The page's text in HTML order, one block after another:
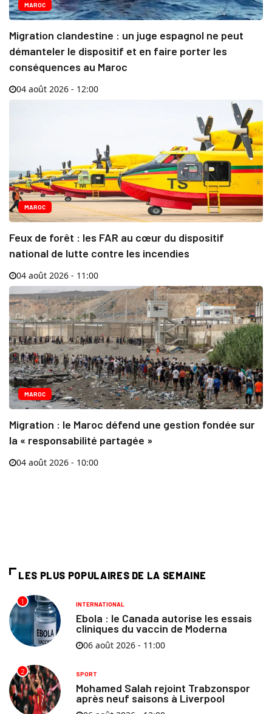
MAROC
Migration clandestine : un juge espagnol ne peut
démanteler le dispositif et en faire porter les
conséquences au Maroc
04 août 2026 - 12:00
MAROC
Feux de forêt : les FAR au cœur du dispositif
national de lutte contre les incendies
04 août 2026 - 11:00
MAROC
Migration : le Maroc défend une gestion fondée sur
la « responsabilité partagée »
04 août 2026 - 10:00
LES PLUS POPULAIRES DE LA SEMAINE
1 INTERNATIONAL
Ebola : le Canada autorise les essais
cliniques du vaccin de Moderna
06 août 2026 - 11:00
2 SPORT
Mohamed Salah rejoint Trabzonspor
après neuf saisons à Liverpool